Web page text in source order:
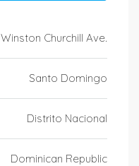
Winston Churchill Ave.
Santo Domingo
Distrito Nacional
Dominican Republic